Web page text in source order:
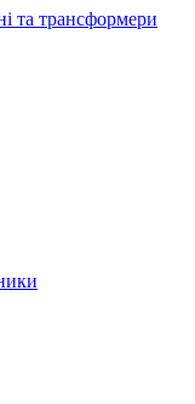
та трансформери